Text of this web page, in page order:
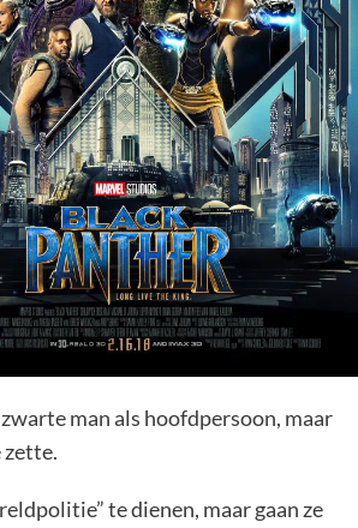
man als hoofdpersoon, maar
zette.
te dienen, maar gaan ze